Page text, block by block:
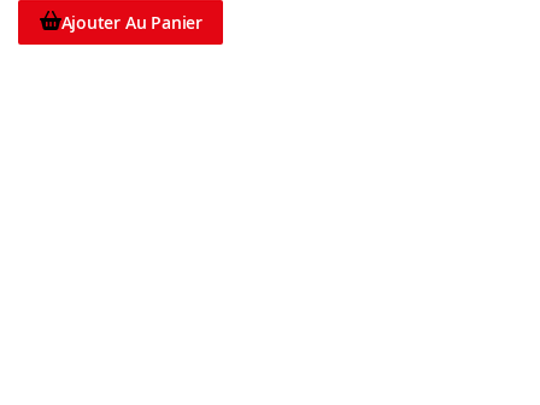
Ajouter Au Panier